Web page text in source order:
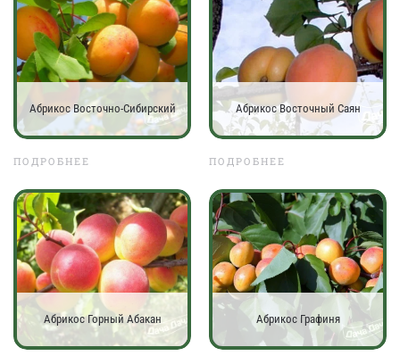
Абрикос Восточно-Сибирский
ПОДРОБНЕЕ
Абрикос Восточный Саян
ПОДРОБНЕЕ
Абрикос Горный Абакан Абрикос Графиня